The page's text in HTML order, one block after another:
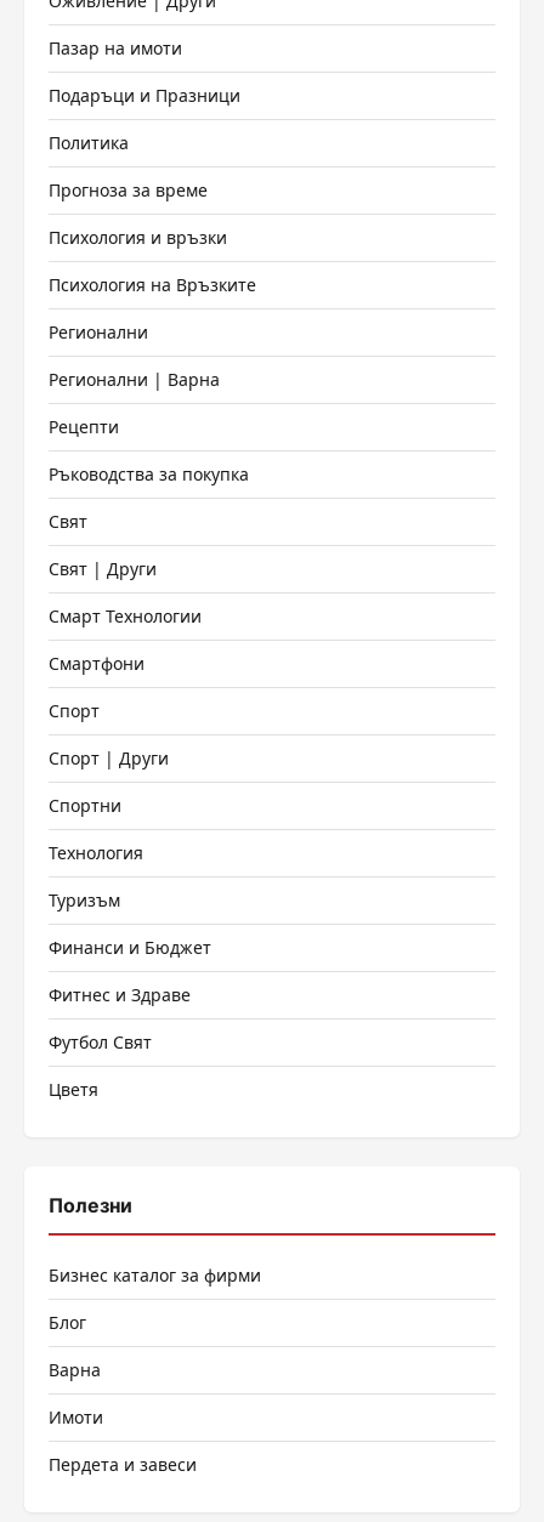
Пазар на имоти
Подаръци и Празници
Политика
Прогноза за време
Психология и връзки
Психология на Връзките
Регионални
Регионални | Варна
Рецепти
Ръководства за покупка
Свят
Свят | Други
Смарт Технологии
Смартфони
Спорт
Спорт | Други
Спортни
Технология
Туризъм
Финанси и Бюджет
Фитнес и Здраве
Футбол Свят
Цветя
Полезни
Бизнес каталог за фирми
Блог
Варна
Имоти
Пердета и завеси